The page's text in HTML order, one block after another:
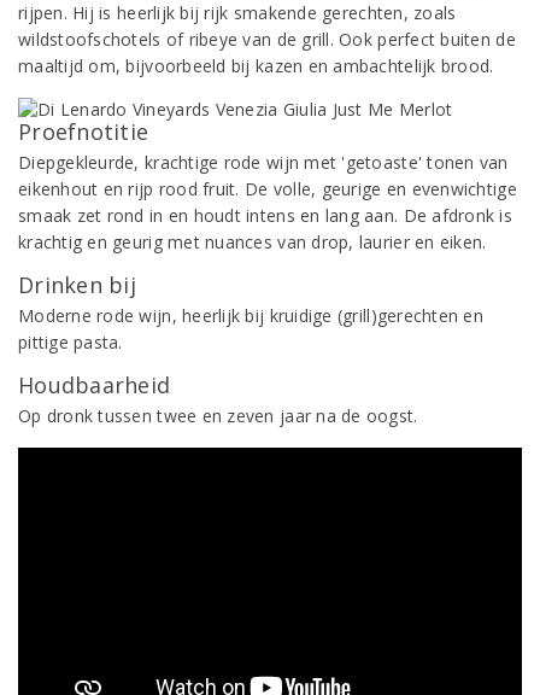
rijpen. Hij is heerlijk bij rijk smakende gerechten, zoals
wildstoofschotels of ribeye van de grill. Ook perfect buiten de
maaltijd om, bijvoorbeeld bij kazen en ambachtelijk brood.
Proefnotitie
Diepgekleurde, krachtige rode wijn met 'getoaste' tonen van
eikenhout en rijp rood fruit. De volle, geurige en evenwichtige
smaak zet rond in en houdt intens en lang aan. De afdronk is
krachtig en geurig met nuances van drop, laurier en eiken.
Drinken bij
Moderne rode wijn, heerlijk bij kruidige (grill)gerechten en
pittige pasta.
Houdbaarheid
Op dronk tussen twee en zeven jaar na de oogst.